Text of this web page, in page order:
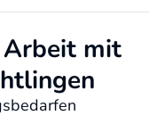
Arbeit mit